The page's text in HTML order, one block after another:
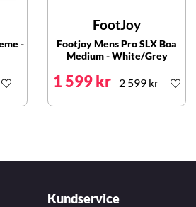
-
FootJoy
Footjoy Mens Pro SLX Boa
Medium - White/Grey
1 599 kr 2 599 kr
Kundservice